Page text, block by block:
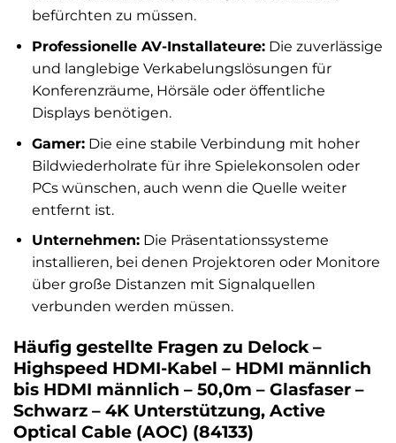
befürchten zu müssen.
Professionelle AV-Installateure:Die zuverlässige
und langlebige Verkabelungslösungen für
Konferenzräume, Hörsäle oder öffentliche
Displays benötigen.
Gamer:Die eine stabile Verbindung mit hoher
Bildwiederholrate für ihre Spielekonsolen oder
PCs wünschen, auch wenn die Quelle weiter
entfernt ist.
Unternehmen:Die Präsentationssysteme
installieren, bei denen Projektoren oder Monitore
über große Distanzen mit Signalquellen
verbunden werden müssen.
Häufig gestellte Fragen zu Delock –
Highspeed HDMI-Kabel – HDMI männlich
bis HDMI männlich – 50,0m – Glasfaser –
Schwarz – 4K Unterstützung, Active
Optical Cable (AOC) (84133)